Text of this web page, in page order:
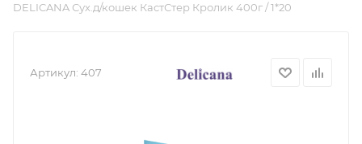
DELICANA Сух.д/кошек КастСтер Кролик 400г / 1*20
Артикул: 407